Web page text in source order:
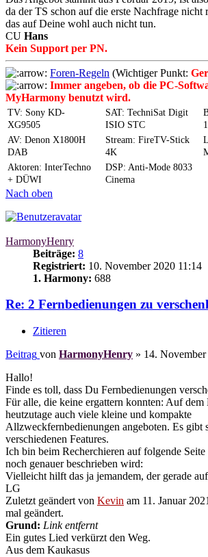
da der TS schon auf die erste Nachfrage nicht
das auf Deine wohl auch nicht tun.
CU Hans
Kein Support per PN.
Foren-Regeln (Wichtiger Punkt:
Immer angeben, ob die PC-
MyHarmony benutzt wird.
TV: Sony KD-
XG9505
SAT: TechniSat Digit
ISIO STC
AV: Denon X1800H
DAB
Stream: FireTV-Stick
4K
Aktoren: InterTechno
+ DÜWI
DSP: Anti-Mode 8033
Cinema
Nach oben
HarmonyHenry
Beiträge: 8
Registriert: 10. November 2020 11:14
1. Harmony: 688
Re: 2 Fernbedienungen zu
Zitieren
Beitrag von HarmonyHenry » 14.
Hallo!
Finde es toll, dass Du Fernbedienungen
Für alle, die keine ergattern konnten: Auf dem
heutzutage auch viele kleine und kompakte
Allzweckfernbedienungen angeboten. Es gibt
verschiedenen Features.
Ich bin beim Recherchieren auf folgende Seite
noch genauer beschrieben wird:
Vielleicht hilft das ja jemandem, der gerade
LG
Zuletzt geändert von Kevin am 11. Januar
mal geändert.
Grund: Link entfernt
Ein gutes Lied verkürzt den Weg.
Aus dem Kaukasus